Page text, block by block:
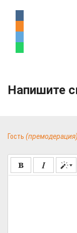
Напишите
Гость (премодерация)